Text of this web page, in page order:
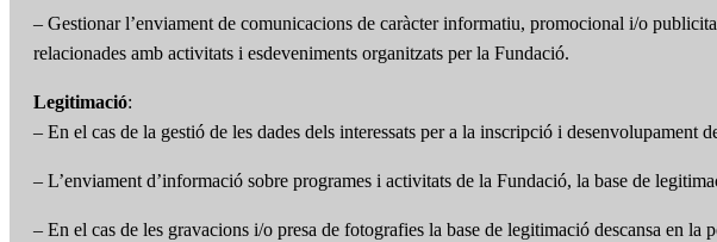
– Gestionar l’enviament de comunicacions de caràcter informatiu, promocional i/o
relacionades amb activitats i esdeveniments organitzats per la Fundació.
Legitimació:
– En el cas de la gestió de les dades dels interessats per a la inscripció i
– L’enviament d’informació sobre programes i activitats de la Fundació, la base de
– En el cas de les gravacions i/o presa de fotografies la base de legitimació descansa en